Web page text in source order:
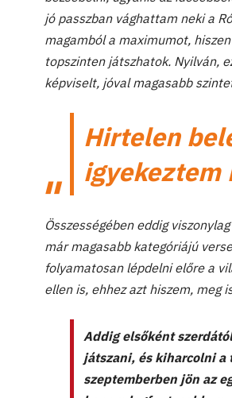
jó passzban vághattam neki a
magamból a maximumot,
topszinten játszhatok. Nyilván,
képviselt, jóval magasabb
Hirtelen
Összességében eddig
már magasabb kategóriájú
folyamatosan lépdelni előre a
ellen is, ehhez azt hiszem, meg
Addig elsőként
játszani, és kiharcolni a
szeptemberben jön az